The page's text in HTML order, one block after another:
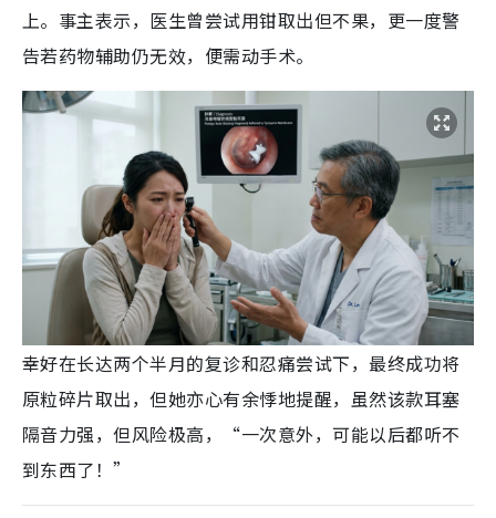
上。事主表示，医生曾尝试用钳取出但不果，更一度警
告若药物辅助仍无效，便需动手术。
幸好在长达两个半月的复诊和忍痛尝试下，最终成功将
原粒碎片取出，但她亦心有余悸地提醒，虽然该款耳塞
隔音力强，但风险极高，“一次意外，可能以后都听不
到东西了！”